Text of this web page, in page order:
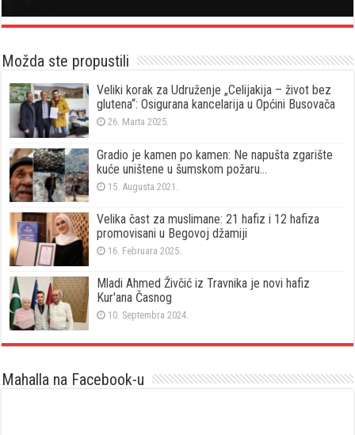
Možda ste propustili
Veliki korak za Udruženje „Celijakija – život bez
glutena“: Osigurana kancelarija u Općini Busovača
26. Marta 2025.
Gradio je kamen po kamen: Ne napušta zgarište
kuće uništene u šumskom požaru…
15. Augusta 2021.
Velika čast za muslimane: 21 hafiz i 12 hafiza
promovisani u Begovoj džamiji
16. Februara 2025.
Mladi Ahmed Živčić iz Travnika je novi hafiz
Kur'ana Časnog
10. Septembra 2024.
Mahalla na Facebook-u